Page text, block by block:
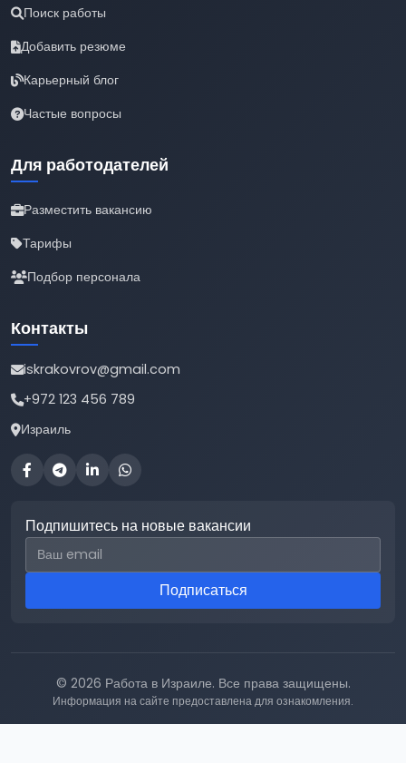
Поиск работы
Добавить резюме
Карьерный блог
Частые вопросы
Для работодателей
Разместить вакансию
Тарифы
Подбор персонала
Контакты
iskrakovrov@gmail.com
+972 123 456 789
Израиль
Подпишитесь на новые вакансии
Email для подписки
Подписаться
© 2026 Работа в Израиле. Все права защищены.
Информация на сайте предоставлена для ознакомления.